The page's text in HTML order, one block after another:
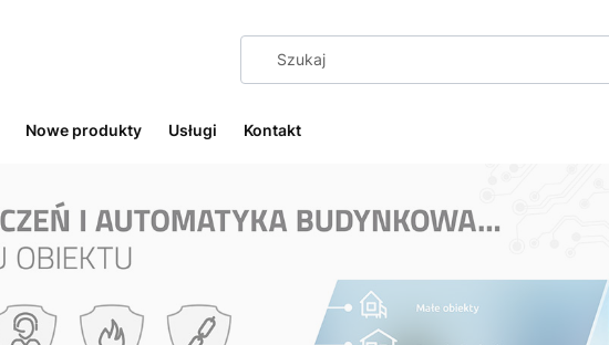
Nowe produkty Usługi Kontakt